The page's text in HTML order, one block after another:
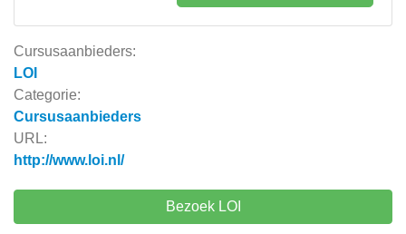
Cursusaanbieders:
LOI
Categorie:
Cursusaanbieders
URL:
http://www.loi.nl/
Bezoek LOI